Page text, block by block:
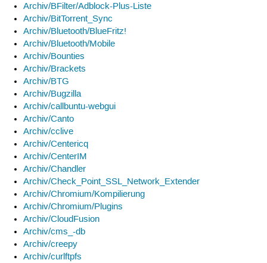
Archiv/BFilter/Adblock-Plus-Liste
Archiv/BitTorrent_Sync
Archiv/Bluetooth/BlueFritz!
Archiv/Bluetooth/Mobile
Archiv/Bounties
Archiv/Brackets
Archiv/BTG
Archiv/Bugzilla
Archiv/callbuntu-webgui
Archiv/Canto
Archiv/cclive
Archiv/Centericq
Archiv/CenterIM
Archiv/Chandler
Archiv/Check_Point_SSL_Network_Extender
Archiv/Chromium/Kompilierung
Archiv/Chromium/Plugins
Archiv/CloudFusion
Archiv/cms_-db
Archiv/creepy
Archiv/curlftpfs